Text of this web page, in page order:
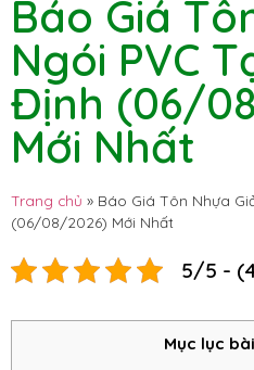
Báo Giá
Ngói PVC
Định (06/
Mới Nhất
Trang chủ » Báo Giá Tôn Nhựa
(06/08/2026) Mới Nhất
5/5 -
Mục lục